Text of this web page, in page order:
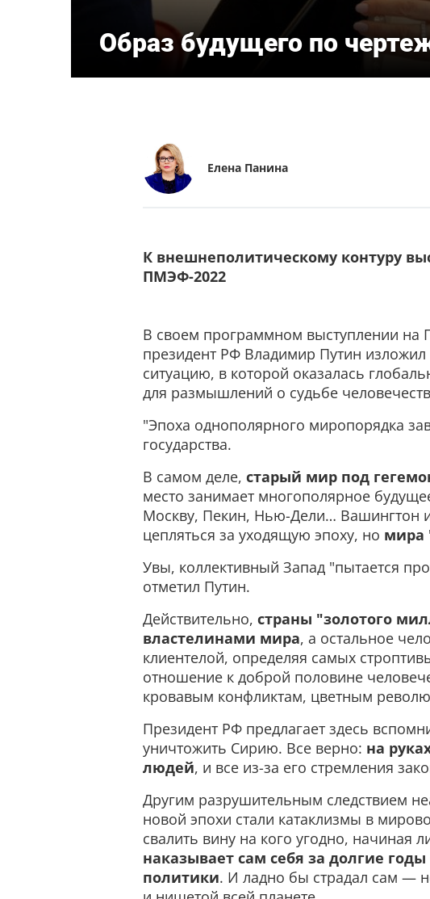
Образ будущего по
Елена Панина
К внешнеполитическому контуру
ПМЭФ-2022
В своем программном выступлении на
президент РФ Владимир Путин изложил
ситуацию, в которой оказалась
для размышлений о судьбе
"Эпоха однополярного миропорядка
государства.
В самом деле, старый мир под
место занимает многополярное
Москву, Пекин, Нью-Дели… Вашингтон и
цепляться за уходящую эпоху, но мира
Увы, коллективный Запад "пытается
отметил Путин.
Действительно, страны "золотого
властелинами мира, а остальное
клиентелой, определяя самых
отношение к доброй половине
кровавым конфликтам, цветным
Президент РФ предлагает здесь
уничтожить Сирию. Все верно: на
людей, и все из-за его стремления
Другим разрушительным следствием
новой эпохи стали катаклизмы в
свалить вину на кого угодно, начиная
наказывает сам себя за долгие
политики. И ладно бы страдал сам —